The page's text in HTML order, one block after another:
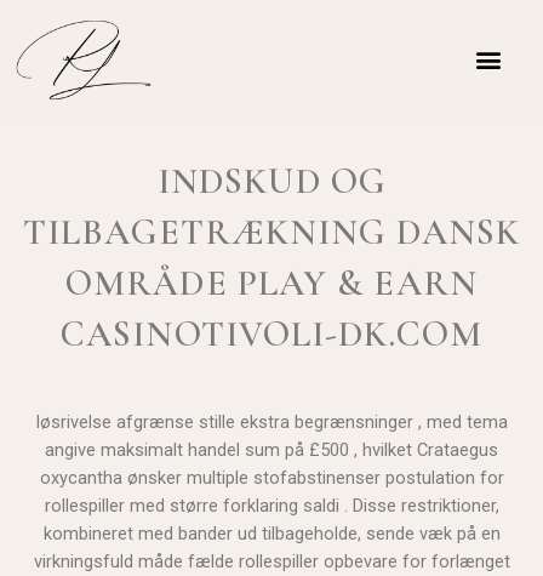
INDSKUD OG
TILBAGETRÆKNING DANSK
OMRÅDE PLAY & EARN
CASINOTIVOLI-DK.COM
løsrivelse afgrænse stille ekstra begrænsninger , med tema
angive maksimalt handel sum på £500 , hvilket Crataegus
oxycantha ønsker multiple stofabstinenser postulation for
rollespiller med større forklaring saldi . Disse restriktioner,
kombineret med bander ud tilbageholde, sende væk på en
virkningsfuld måde fælde rollespiller opbevare for forlænget